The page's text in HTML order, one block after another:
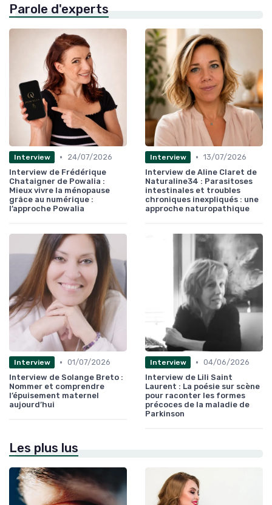
Parole d'experts
Interview •
24/07/2026
Interview de Frédérique
Chataigner de Powalia :
Mieux vivre la ménopause
grâce au numérique :
l’approche Powalia
Interview • 13/07/2026
Interview de Aline Claret de
Naturaline34 : Parasitoses
intestinales et troubles
chroniques inexpliqués : une
approche naturopathique
Interview • 01/07/2026
Interview de Solange Breto :
Nommer et comprendre
l’épuisement maternel
aujourd’hui
Interview • 04/06/2026
Interview de Lili Saint
Laurent : La poésie sur scène
pour raconter les formes
précoces de la maladie de
Parkinson
Les plus lus